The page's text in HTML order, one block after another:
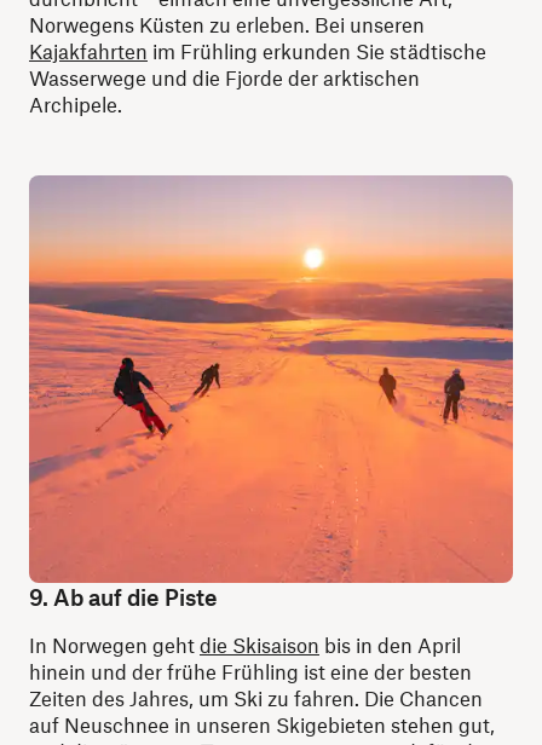
Norwegens Küsten zu erleben. Bei unseren
Kajakfahrten im Frühling erkunden Sie städtische
Wasserwege und die Fjorde der arktischen
Archipele.
9. Ab auf die Piste
In Norwegen geht die Skisaison bis in den April
hinein und der frühe Frühling ist eine der besten
Zeiten des Jahres, um Ski zu fahren. Die Chancen
auf Neuschnee in unseren Skigebieten stehen gut,